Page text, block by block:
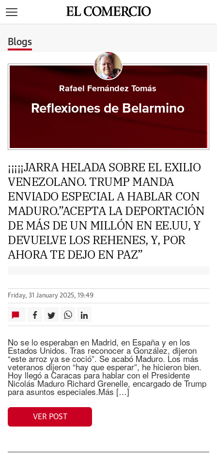
Blogs
Rafael Fernández Tomás
Reflexiones de Belarmino
¡¡¡¡¡JARRA HELADA SOBRE EL EXILIO
VENEZOLANO. TRUMP MANDA
ENVIADO ESPECIAL A HABLAR CON
MADURO.”ACEPTA LA DEPORTACIÓN
DE MÁS DE UN MILLÓN EN EE.UU, Y
DEVUELVE LOS REHENES, Y, POR
AHORA TE DEJO EN PAZ”
Friday, 31 January 2025, 19:49
No se lo esperaban en Madrid, en España y en los
Estados Unidos. Tras reconocer a González, dijeron
“este arroz ya se coció”. Se acabó Maduro. Los más
veteranos dijeron “hay que esperar”, he hicieron bien.
Hoy llegó a Caracas para hablar con el Presidente
Nicolás Maduro Richard Grenelle, encargado de Trump
para asuntos especiales.Más […]
VER POST